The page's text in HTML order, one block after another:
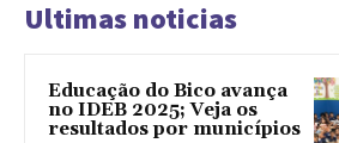
Ultimas noticias
Educação do Bico avança
no IDEB 2025; Veja os
resultados por municípios